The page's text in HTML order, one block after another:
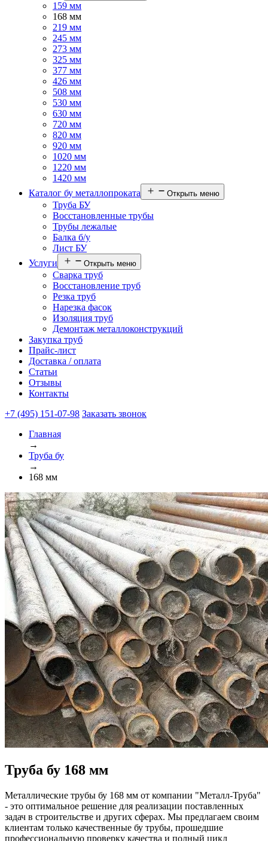
159 мм
168 мм
219 мм
245 мм
273 мм
325 мм
377 мм
426 мм
508 мм
530 мм
630 мм
720 мм
820 мм
920 мм
1020 мм
1220 мм
1420 мм
Каталог бу металлопроката
Открыть меню
Труба БУ
Восстановленные трубы
Трубы лежалые
Балка б/у
Лист БУ
Услуги
Открыть меню
Сварка труб
Восстановление труб
Резка труб
Нарезка фасок
Изоляция труб
Демонтаж металлоконструкций
Закупка труб
Прайс-лист
Доставка / оплата
Статьи
Отзывы
Контакты
+7 (495) 151-07-98 Заказать звонок
Главная
→
Труба бу
→
168 мм
Труба бу 168 мм
Металлические трубы бу 168 мм от компании "Металл-Труба"
- это оптимальное решение для реализации поставленных
задач в строительстве и других сферах. Мы предлагаем своим
клиентам только качественные бу трубы, прошедшие
профессиональную проверку качества и полный цикл